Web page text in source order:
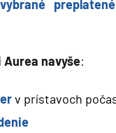
Aurea navyše:
v prístavoch